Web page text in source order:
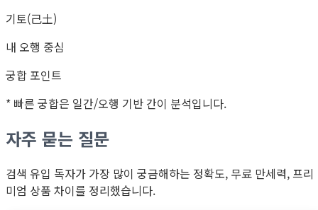
기토(己土)
내 오행 중심
궁합 포인트
* 빠른 궁합은 일간/오행 기반 간이 분석입니다.
자주 묻는 질문
검색 유입 독자가 가장 많이 궁금해하는 정확도, 무료 만세력, 프리
미엄 상품 차이를 정리했습니다.